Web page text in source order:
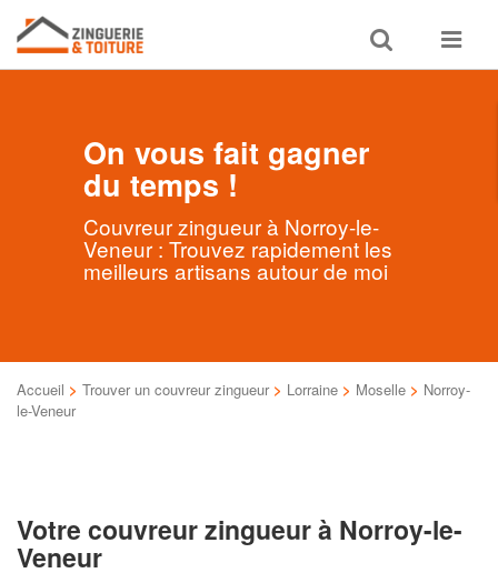
Toggle
search
Toggle
On vous fait gagner
du temps !
Couvreur zingueur à Norroy-le-
Veneur : Trouvez rapidement les
meilleurs artisans autour de moi
Accueil > Trouver un couvreur zingueur > Lorraine > Moselle > Norroy-
le-Veneur
Votre couvreur zingueur à Norroy-le-
Veneur